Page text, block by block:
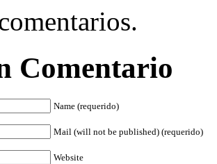
Comentario
Name (requerido)
Mail (will not be published) (requerido)
Website